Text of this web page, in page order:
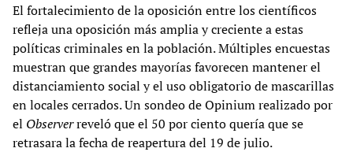
El fortalecimiento de la oposición entre los científicos
refleja una oposición más amplia y creciente a estas
políticas criminales en la población. Múltiples encuestas
muestran que grandes mayorías favorecen mantener el
distanciamiento social y el uso obligatorio de mascarillas
en locales cerrados. Un sondeo de Opinium realizado por
el Observerreveló que el 50 por ciento quería que se
retrasara la fecha de reapertura del 19 de julio.